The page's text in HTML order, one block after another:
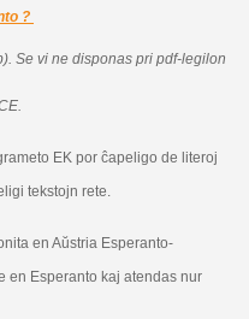
?
Se vi ne disponas pri pdf-legilon
EK por ĉapeligo de literoj
tekstojn rete.
en Aŭstria Esperanto-
en Esperanto kaj atendas nur